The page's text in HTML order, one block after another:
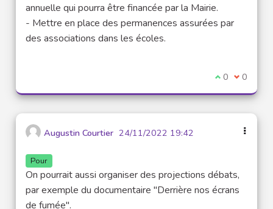
annuelle qui pourra être financée par la Mairie.
- Mettre en place des permanences assurées par
des associations dans les écoles.
Je suis
0 Je ne
0
Augustin Courtier 24/11/2022 19:42
Pour
On pourrait aussi organiser des projections débats,
par exemple du documentaire "Derrière nos écrans
de fumée".